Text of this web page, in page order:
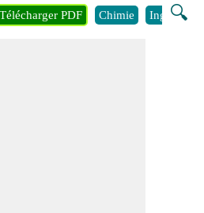
🔍
Télécharger PDF Chimie Ingénierie